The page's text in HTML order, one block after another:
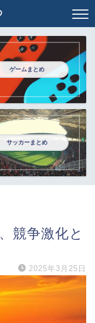
ゲームまとめ
サッカーまとめ
競争激化と
2025年3月25日